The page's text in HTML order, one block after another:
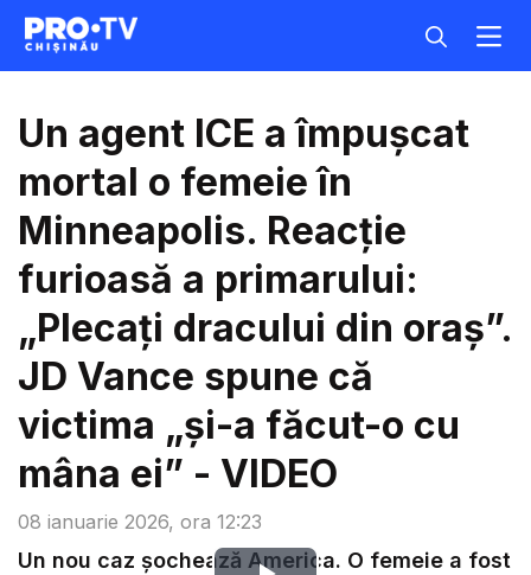
08 ianuarie 2026, ora 12:23
Un agent ICE a împușcat
mortal o femeie în
Minneapolis. Reacție
furioasă a primarului:
„Plecați dracului din oraș”.
JD Vance spune că
victima „și-a făcut-o cu
mâna ei” - VIDEO
Un nou caz șochează America. O femeie a fost